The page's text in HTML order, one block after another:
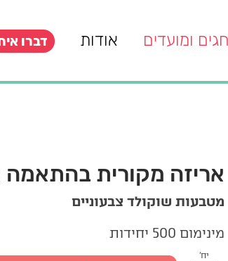
חגים ומועדים אודות דברו
אריזה מקורית
מטבעות שוקולד צבעוניים
מינימום 500 יחידות
יח'